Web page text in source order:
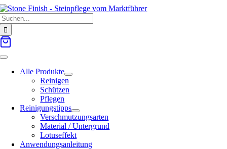
Zum
Inhalt
springen
Toggle
NavigationAlle Produkte
Reinigen
Schützen
Pflegen
Reinigungstipps
Verschmutzungsarten
Material / Untergrund
Lotuseffekt
Anwendungsanleitung